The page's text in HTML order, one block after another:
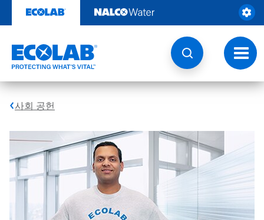
츠
기
토
글
내
비
사회 공헌